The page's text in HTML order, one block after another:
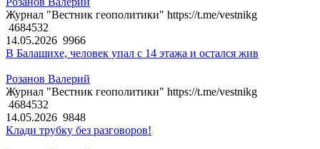
Журнал "Вестник геополитики" https://t.me/vestnikg
4684532
14.05.2026 9966
В Балашихе, человек упал с 14 этажа и остался жив
Розанов Валерий
Журнал "Вестник геополитики" https://t.me/vestnikg
4684532
14.05.2026 9848
Клади трубку без разговоров!